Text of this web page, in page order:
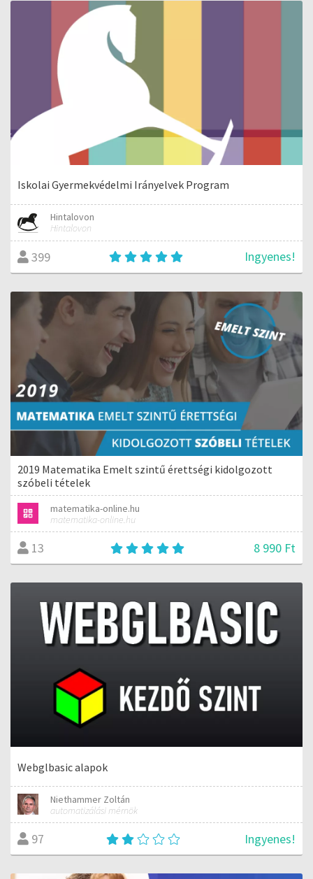
Iskolai Gyermekvédelmi Irányelvek Program
Hintalovon
Hintalovon
399 Ingyenes!
2019 Matematika Emelt szintű érettségi kidolgozott
szóbeli tételek
matematika-online.hu
matematika-online.hu
13 8 990 Ft
Webglbasic alapok
Niethammer Zoltán
automatizálási mérnök
97 Ingyenes!